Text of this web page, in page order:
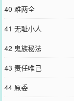
40 难两全
41 无耻小人
42 鬼族秘法
43 责任唯己
44 原委